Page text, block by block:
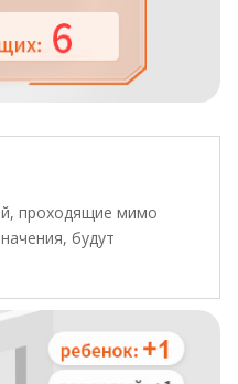
проходящие мимо
будут